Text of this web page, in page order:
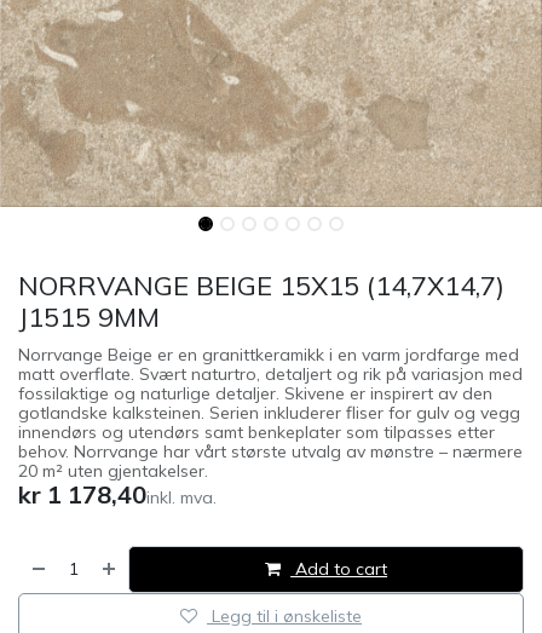
NORRVANGE BEIGE 15X15 (14,7X14,7)
J1515 9MM
Norrvange Beige er en granittkeramikk i en varm jordfarge med
matt overflate. Svært naturtro, detaljert og rik på variasjon med
fossilaktige og naturlige detaljer. Skivene er inspirert av den
gotlandske kalksteinen. Serien inkluderer fliser for gulv og vegg
innendørs og utendørs samt benkeplater som tilpasses etter
behov. Norrvange har vårt største utvalg av mønstre – nærmere
20 m² uten gjentakelser.
kr 1 178,40inkl. mva.
Add to cart
Legg til i ønskeliste